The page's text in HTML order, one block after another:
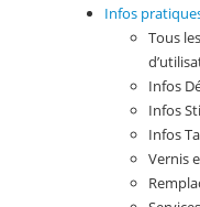
Infos
Tous
Infos
Infos
Infos
Vernis